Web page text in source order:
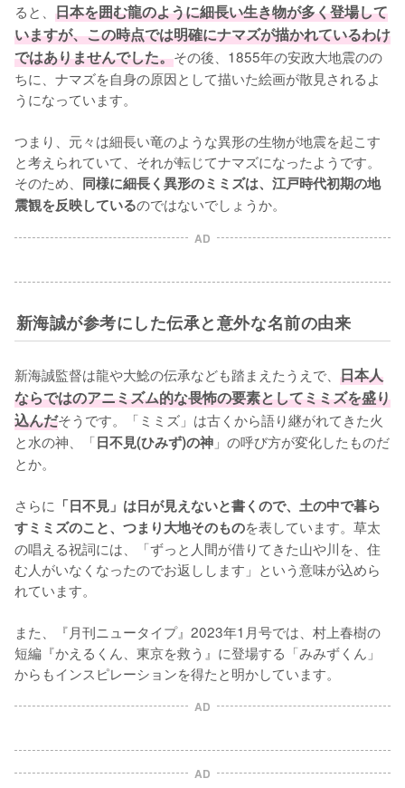
ると、 日本を囲む龍のように細長い生き物が多く登場して
いますが、この時点では明確にナマズが描かれているわけ
ではありませんでした。その後、1855年の安政大地震のの
ちに、ナマズを自身の原因として描いた絵画が散見されるよ
うになっています。
つまり、元々は細長い竜のような異形の生物が地震を起こす
と考えられていて、それが転じてナマズになったようです。
そのため、 同様に細長く異形のミミズは、江戸時代初期の地
震観を反映しているのではないでしょうか。
AD
新海誠が参考にした伝承と意外な名前の由来
新海誠監督は龍や大鯰の伝承なども踏まえたうえで、 日本人
ならではのアニミズム的な畏怖の要素としてミミズを盛り
込んだそうです。「ミミズ」は古くから語り継がれてきた火
と水の神、「日不見(ひみず)の神 」の呼び方が変化したものだ
とか。
さらに 「日不見」は日が見えないと書くので、土の中で暮ら
すミミズのこと、つまり大地そのものを表しています。草太
の唱える祝詞には、「ずっと人間が借りてきた山や川を、住
む人がいなくなったのでお返しします」という意味が込めら
れています。
また、『月刊ニュータイプ』2023年1月号では、村上春樹の
短編『かえるくん、東京を救う』に登場する「みみずくん」
からもインスピレーションを得たと明かしています。
AD
AD